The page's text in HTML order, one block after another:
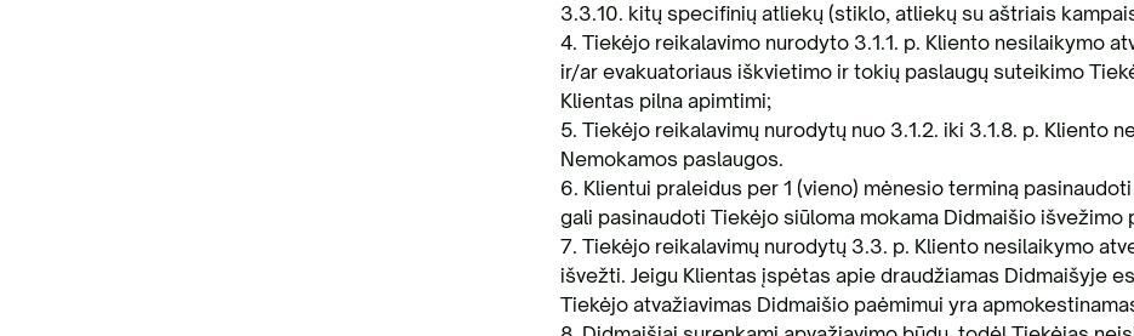
3.3.10. kitų specifinių atliekų (stiklo, atliekų su aštriais
4. Tiekėjo reikalavimo nurodyto 3.1.1. p. Kliento nesilaikymo
ir/ar evakuatoriaus iškvietimo ir tokių paslaugų suteikimo
Klientas pilna apimtimi;
5. Tiekėjo reikalavimų nurodytų nuo 3.1.2. iki 3.1.8. p. Kliento
Nemokamos paslaugos.
6. Klientui praleidus per 1 (vieno) mėnesio terminą
gali pasinaudoti Tiekėjo siūloma mokama Didmaišio išvežimo
7. Tiekėjo reikalavimų nurodytų 3.3. p. Kliento nesilaikymo
išvežti. Jeigu Klientas įspėtas apie draudžiamas Didmaišyje
Tiekėjo atvažiavimas Didmaišio paėmimui yra